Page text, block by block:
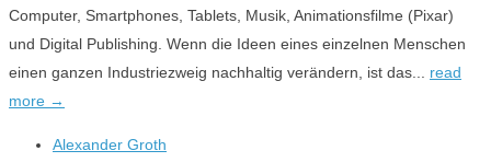
Computer, Smartphones, Tablets, Musik, Animationsfilme (Pixar)
und Digital Publishing. Wenn die Ideen eines einzelnen Menschen
einen ganzen Industriezweig nachhaltig verändern, ist das... read
more →
Alexander Groth